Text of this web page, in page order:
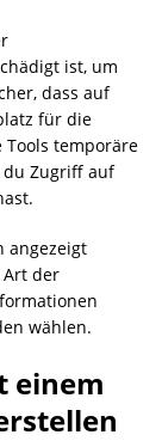
ist, um
dass auf
für die
Tools temporäre
du Zugriff auf
angezeigt
Art der
wählen.
einem